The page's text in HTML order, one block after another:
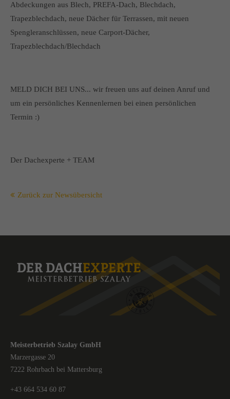
Abdeckungen aus Blech, PREFA-Dach, Blechdach,
Trapezblechdach, neue Dächer für Terrassen, mit neuen
Spengleranschlüssen, neue Carport-Dächer,
Trapezblechdach/Blechdach
MELD DICH BEI UNS... wir freuen uns auf deinen Anruf und
um ein persönliches Kennenlernen bei einen persönlichen
Termin :)
Der Dachexperte + TEAM
Zurück zur Newsübersicht
Meisterbetrieb Szalay GmbH
Marzergasse 20
7222 Rohrbach bei Mattersburg
+43 664 534 60 87